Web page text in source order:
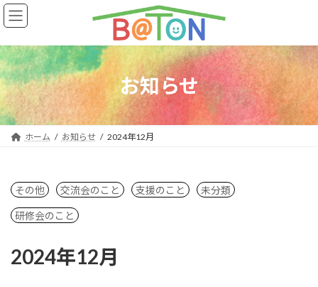
コ
ン
ン
ツ
へ
ス
キ
ッ
ナ
ビ
ー
シ
ョ
ン
に
移
お知らせ
ホーム お知らせ 2024年12月
その他 交流会のこと 支援のこと 未分類
研修会のこと
2024年12月